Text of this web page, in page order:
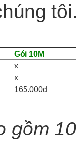
Gói 10M
x
x
165.000đ
gồm